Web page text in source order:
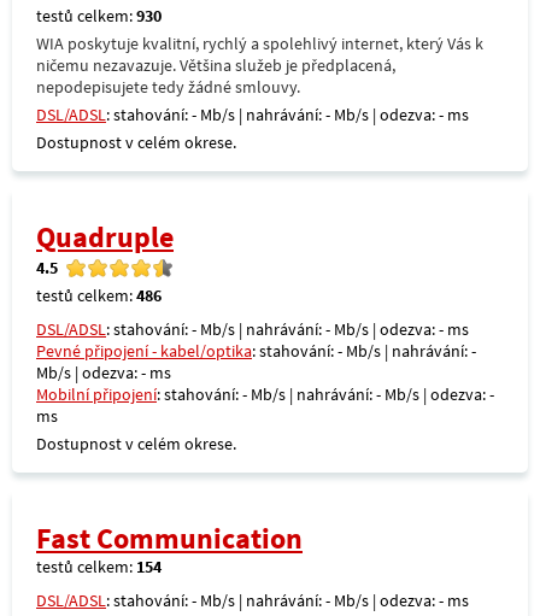
testů celkem:930
WIA poskytuje kvalitní, rychlý a spolehlivý internet, který Vás k
ničemu nezavazuje. Většina služeb je předplacená,
nepodepisujete tedy žádné smlouvy.
DSL/ADSL: stahování: - Mb/s | nahrávání: - Mb/s | odezva: - ms
Dostupnost v celém okrese.
Quadruple
4.5
testů celkem:486
DSL/ADSL: stahování: - Mb/s | nahrávání: - Mb/s | odezva: - ms
Pevné připojení - kabel/optika: stahování: - Mb/s | nahrávání: -
Mb/s | odezva: - ms
Mobilní připojení: stahování: - Mb/s | nahrávání: - Mb/s | odezva: -
ms
Dostupnost v celém okrese.
Fast Communication
testů celkem: 154
DSL/ADSL: stahování: - Mb/s | nahrávání: - Mb/s | odezva: - ms